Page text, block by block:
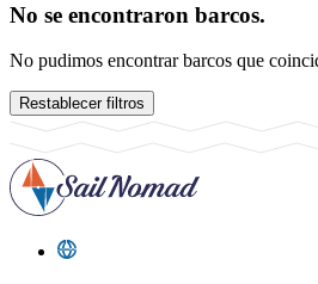
No se encontraron barcos.
No pudimos encontrar barcos que
Restablecer filtros